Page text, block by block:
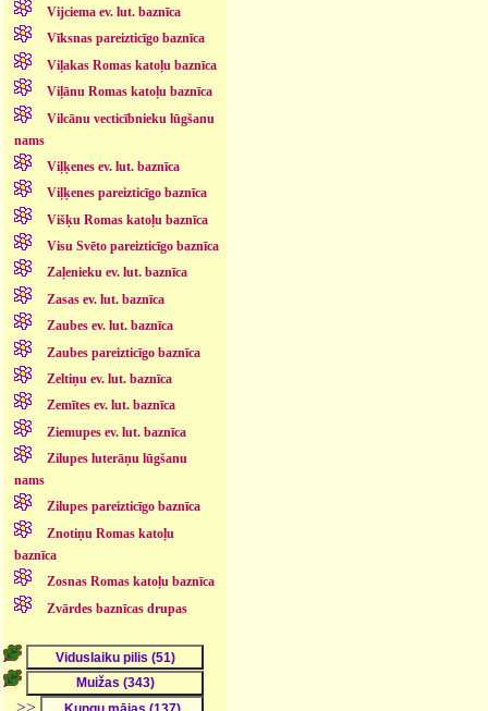
Vijciema ev. lut. baznīca
Vīksnas pareizticīgo baznīca
Viļakas Romas katoļu baznīca
Viļānu Romas katoļu baznīca
Vilcānu vecticībnieku lūgšanu
nams
Viļķenes ev. lut. baznīca
Viļķenes pareizticīgo baznīca
Višķu Romas katoļu baznīca
Visu Svēto pareizticīgo baznīca
Zaļenieku ev. lut. baznīca
Zasas ev. lut. baznīca
Zaubes ev. lut. baznīca
Zaubes pareizticīgo baznīca
Zeltiņu ev. lut. baznīca
Zemītes ev. lut. baznīca
Ziemupes ev. lut. baznīca
Zilupes luterāņu lūgšanu
nams
Zilupes pareizticīgo baznīca
Znotiņu Romas katoļu
baznīca
Zosnas Romas katoļu baznīca
Zvārdes baznīcas drupas
>>